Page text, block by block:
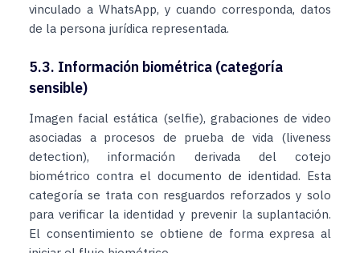
vinculado a WhatsApp, y cuando corresponda, datos
de la persona jurídica representada.
5.3. Información biométrica (categoría
sensible)
Imagen facial estática (selfie), grabaciones de video
asociadas a procesos de prueba de vida (liveness
detection), información derivada del cotejo
biométrico contra el documento de identidad. Esta
categoría se trata con resguardos reforzados y solo
para verificar la identidad y prevenir la suplantación.
El consentimiento se obtiene de forma expresa al